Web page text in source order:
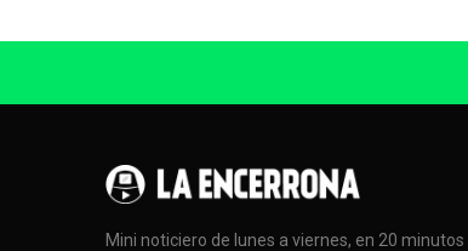
Mini noticiero de lunes a viernes, en 20